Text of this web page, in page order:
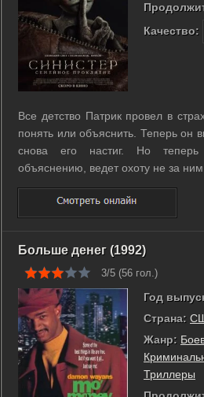
Качество:
Все детство Патрик провел в
понять или объяснить. Теперь он
снова его настиг. Но теперь
объяснению, ведет охоту не за
время навсегда избавиться от
монстру, который не знает пощады.
Больше денег (1992)
3/5 (56 гол.)
Год
Страна:
Жанр:
Триллеры